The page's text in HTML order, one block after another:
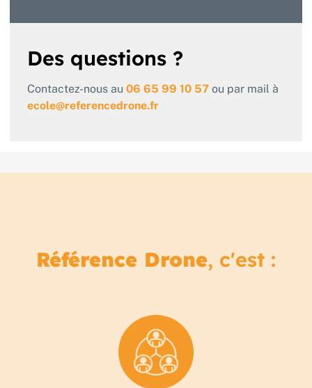
Des questions ?
Contactez-nous au06 65 99 10 57 ou par mail à
ecole@referencedrone.fr
Référence Drone, c'est :